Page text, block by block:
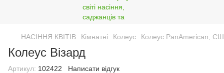
НАСІННЯ КВІТІВ Кімнатні Колеус Колеус PanAmerican,
Колеус Візард
Артикул: 102422 Написати відгук